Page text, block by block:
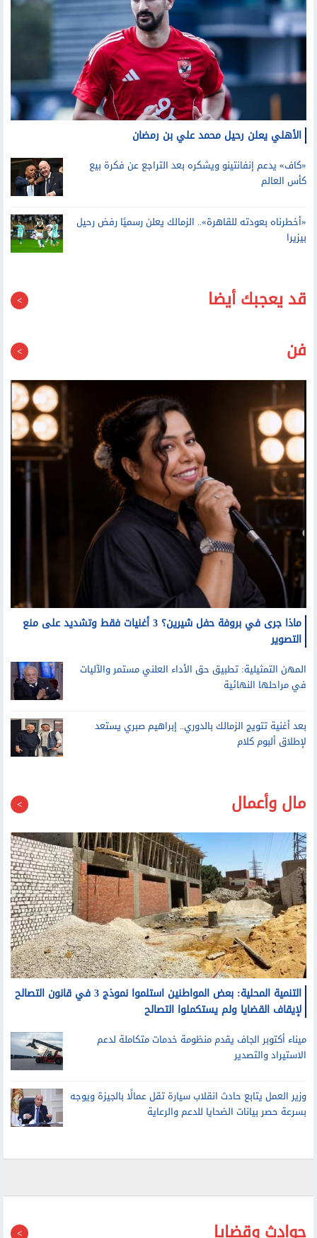
الأهلي يعلن رحيل محمد علي بن رمضان
كأس العالم
بيزيرا
قد يعجبك أيضا
فن
ماذا جرى في بروفة حفل شيرين؟ 3 أغنيات فقط وتشديد على منع
التصوير
في مراحلها النهائية
لإطلاق ألبوم كلام
مال وأعمال
التنمية المحلية: بعض المواطنين استلموا نموذج 3 في قانون التصالح
لإيقاف القضايا ولم يستكملوا التصالح
الاستيراد والتصدير
بسرعة حصر بيانات الضحايا للدعم والرعاية
حوادث وقضايا